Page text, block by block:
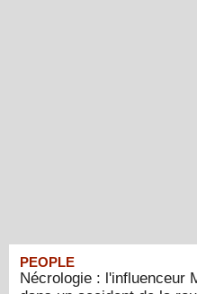
PEOPLE
Nécrologie : l'influenceur